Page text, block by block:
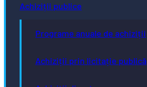
Achiziții publice
Programe anuale de achiziții
Achiziții prin licitație publică